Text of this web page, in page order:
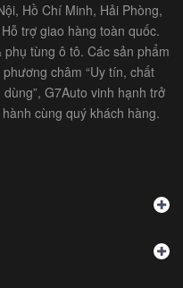
Hồ Chí Minh, Hải Phòng,
trợ giao hàng toàn quốc.
tùng ô tô. Các sản phẩm
châm “Uy tín, chất
G7Auto vinh hạnh trở
cùng quý khách hàng.